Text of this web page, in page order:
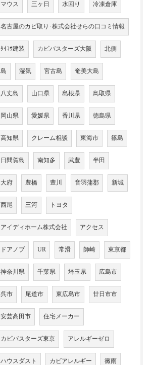
マウス 三ヶ日 水回り 冷凍倉庫
名古屋のカビ取り･株式会社せらの口コミ情報
ﾀｲｺｳ建装 カビバスターズ大阪 北側
島 湿気 宮古島 奄美大島
八丈島 山口県 島根県 鳥取県
岡山県 愛媛県 香川県 徳島県
高知県 クレーム相談 東海市 篠島
日間賀島 南知多 武豊 半田
大府 豊橋 豊川 音羽蒲郡 新城
西尾 三河 トヨタ
アイディホーム株式会社 アクセス
ドアノブ UR 常滑 師崎 東京都
神奈川県 千葉県 埼玉県 広島市
呉市 尾道市 東広島市 廿日市市
安芸高田市 住宅メーカー
カビバスターズ東京 アレルギーゼロ
ハウスダスト カビアレルギー 黴雨